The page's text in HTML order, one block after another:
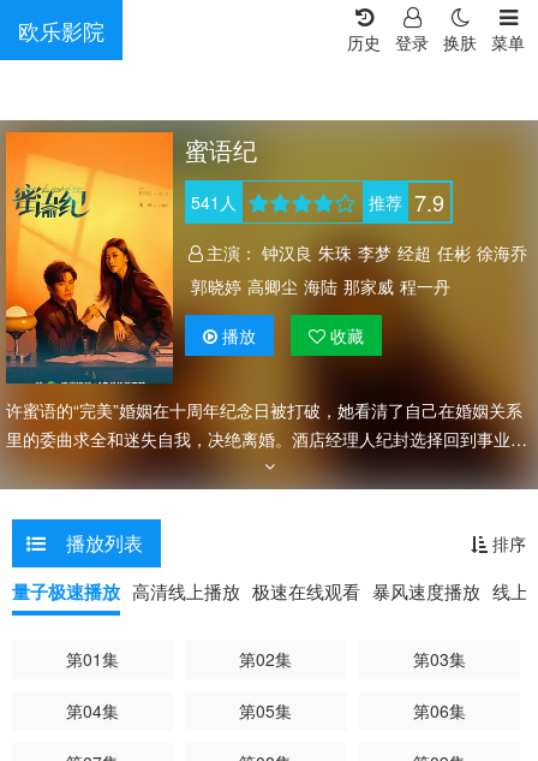
欧乐影院 菜单
换肤
登录
历史
蜜语纪
541 人 推荐 7.9
主演： 钟汉良 朱珠 李梦 经超 任彬 徐海乔
郭晓婷 高卿尘 海陆 那家威 程一丹
播放 收藏
许蜜语的“完美”婚姻在十周年纪念日被打破，她看清了自己在婚姻关系
里的委曲求全和迷失自我，决绝离婚。酒店经理人纪封选择回到事业的
起点——斯威酒店，一切归零的许蜜语从斯威酒店客房保洁做起，纪封
则作为斯威酒店新任总经理正式亮相。两人携手面对职场挑战，从同舟
共济到爱意萌生，收获美满爱情的同时，也让斯威酒店成为了城市新地
标…… 剧集改编自红
九所著小说《蜜语纪》。
播放列表 排序
量子极速播放 高清线上播放 极速在线观看 暴风速度播放 线上
第01集 第02集 第03集
第04集 第05集 第06集